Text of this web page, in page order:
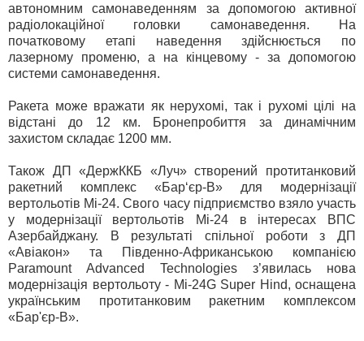
автономним самонаведенням за допомогою активної
радіолокаційної головки самонаведення. На
початковому етапі наведення здійснюється по
лазерному променю, а на кінцевому - за допомогою
системи самонаведення.
Ракета може вражати як нерухомі, так і рухомі цілі на
відстані до 12 км. Бронепробиття за динамічним
захистом складає 1200 мм.
Також ДП «ДержККБ «Луч» створений протитанковий
ракетний комплекс «Бар‘єр-В» для модернізації
вертольотів Мі-24. Свого часу підприємство взяло участь
у модернізації вертольотів Мі-24 в інтересах ВПС
Азербайджану. В результаті спільної роботи з ДП
«Авіакон» та Південно-Африканською компанією
Paramount Advanced Technologies з’явилась нова
модернізація вертольоту - Мі-24G Super Hind, оснащена
українським протитанковим ракетним комплексом
«Бар'єр-В».